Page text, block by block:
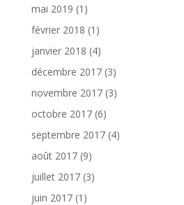
mai 2019 (1)
février 2018 (1)
janvier 2018 (4)
décembre 2017(3)
novembre 2017(3)
octobre 2017(6)
septembre 2017(4)
août 2017(9)
juillet 2017(3)
juin 2017(1)